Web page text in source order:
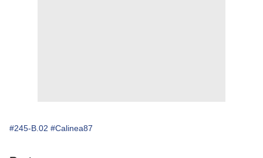
#245-B.02 #Calinea87